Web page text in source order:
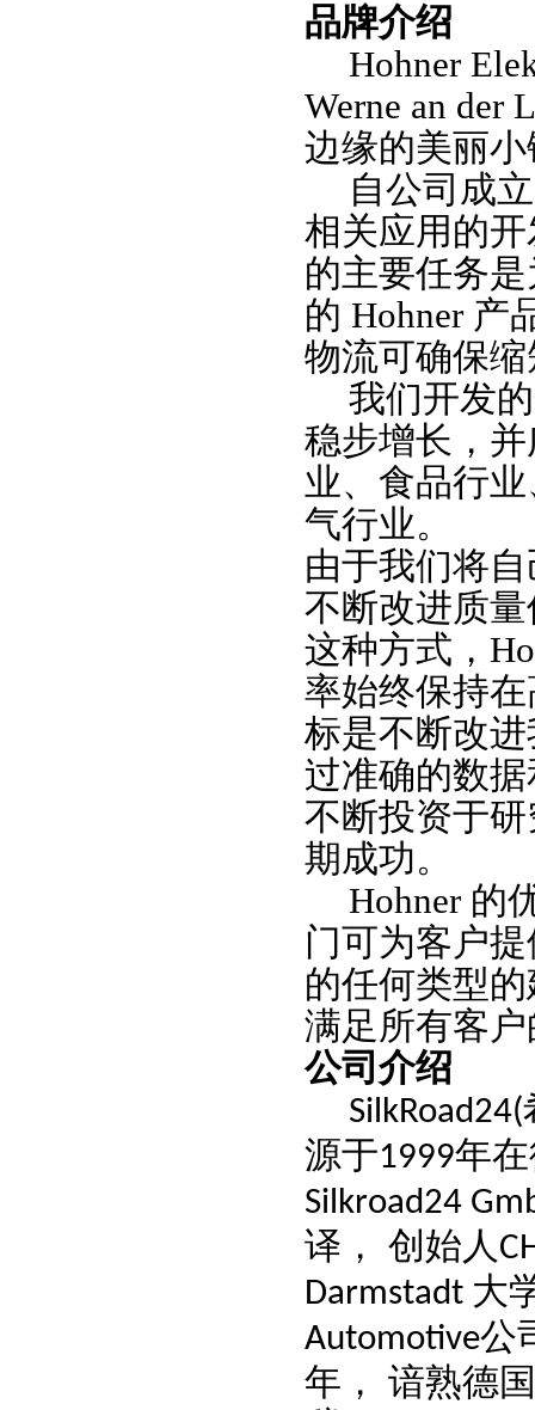
品牌介绍
Hohner
Werne an der
边缘的美丽
自公司成
相关应用的
的主要任务
的 Hohner 产
物流可确保
我们开发
稳步增长，
业、食品行
气行业。
由于我们将
不断改进质
这种方式，
率始终保持
标是不断改
过准确的数
不断投资于
期成功。
Hohner 的
门可为客户
的任何类型
满足所有客
公司介绍
SilkRoad24(
源于1999年
Silkroad24
译， 创始人
Darmstadt 大
Automotive公
年， 谙熟德